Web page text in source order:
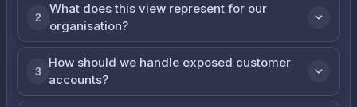
2
What does this view represent for our
organisation?
3
How should we handle exposed customer
accounts?